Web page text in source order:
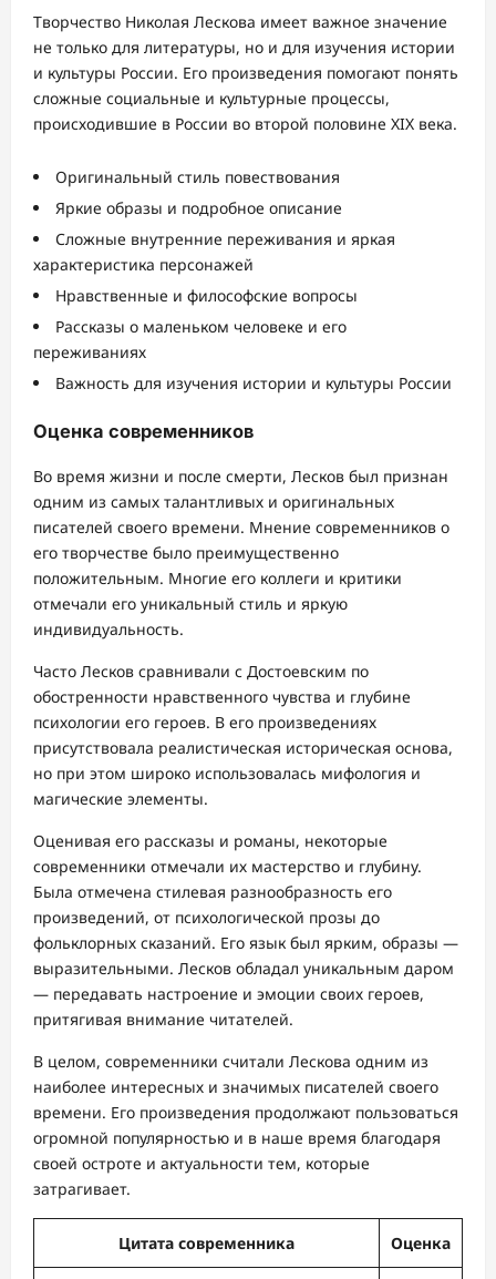
Творчество Николая Лескова имеет важное значение
не только для литературы, но и для изучения истории
и культуры России. Его произведения помогают понять
сложные социальные и культурные процессы,
происходившие в России во второй половине XIX века.
Оригинальный стиль повествования
Яркие образы и подробное описание
Сложные внутренние переживания и яркая
характеристика персонажей
Нравственные и философские вопросы
Рассказы о маленьком человеке и его
переживаниях
Важность для изучения истории и культуры России
Оценка современников
Во время жизни и после смерти, Лесков был признан
одним из самых талантливых и оригинальных
писателей своего времени. Мнение современников о
его творчестве было преимущественно
положительным. Многие его коллеги и критики
отмечали его уникальный стиль и яркую
индивидуальность.
Часто Лесков сравнивали с Достоевским по
обостренности нравственного чувства и глубине
психологии его героев. В его произведениях
присутствовала реалистическая историческая основа,
но при этом широко использовалась мифология и
магические элементы.
Оценивая его рассказы и романы, некоторые
современники отмечали их мастерство и глубину.
Была отмечена стилевая разнообразность его
произведений, от психологической прозы до
фольклорных сказаний. Его язык был ярким, образы —
выразительными. Лесков обладал уникальным даром
— передавать настроение и эмоции своих героев,
притягивая внимание читателей.
В целом, современники считали Лескова одним из
наиболее интересных и значимых писателей своего
времени. Его произведения продолжают пользоваться
огромной популярностью и в наше время благодаря
своей остроте и актуальности тем, которые
затрагивает.
Цитата современника Оценка